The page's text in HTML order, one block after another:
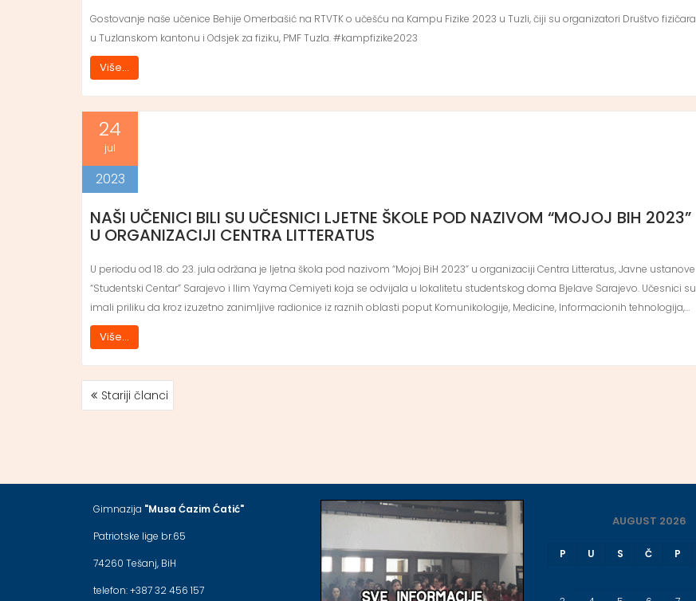
Gostovanje naše učenice Behije Omerbašić na RTVTK o učešću na Kampu Fizike 2023 u Tuzli, čiji su organizatori Društvo fizičara
u Tuzlanskom kantonu i Odsjek za fiziku, PMF Tuzla. #kampfizike2023
Više...
24
jul
2023
NAŠI UČENICI BILI SU UČESNICI LJETNE ŠKOLE POD NAZIVOM “MOJOJ BIH 2023”
U ORGANIZACIJI CENTRA LITTERATUS
U periodu od 18. do 23. jula održana je ljetna škola pod nazivom “Mojoj BiH 2023” u organizaciji Centra Litteratus, Javne ustanove
“Studentski Centar” Sarajevo i Ilim Yayma Cemiyeti koja se odvijala u lokalitetu studentskog doma Bjelave Sarajevo. Učesnici su
imali priliku da kroz izuzetno zanimljive radionice iz raznih oblasti poput Komunikologije, Medicine, Informacionih tehnologija,…
Više...
NAVIGACIJA
Stariji članci
Gimnazija "Musa Ćazim Ćatić"
Patriotske lige br.65
74260 Tešanj, BiH
telefon: +387 32 456 157
AUGUST 2026
P U S Č P